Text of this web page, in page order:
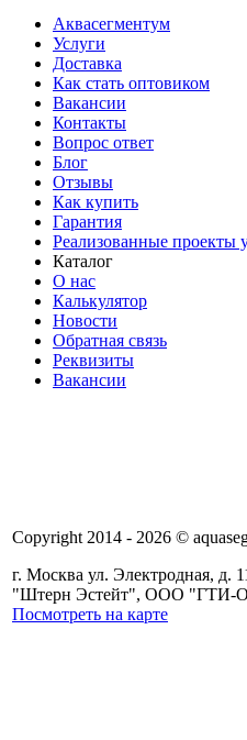
Аквасегментум
Услуги
Доставка
Как стать оптовиком
Вакансии
Контакты
Вопрос ответ
Блог
Отзывы
Как купить
Гарантия
Реализованные проекты
Каталог
О нас
Калькулятор
Новости
Обратная связь
Реквизиты
Вакансии
Copyright 2014 - 2026 ©
г. Москва ул. Электродная, д.
"Штерн Эстейт", ООО "ГТИ-
Посмотреть на карте